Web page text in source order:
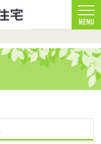
森・青森市）の工務店なら安心・信頼
くり